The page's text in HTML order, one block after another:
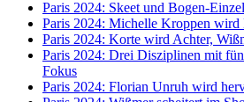
Paris 2024: Skeet und Bogen-
Paris 2024: Michelle Kroppen wird
Paris 2024: Korte wird Achter,
Paris 2024: Drei Disziplinen mit
Fokus
Paris 2024: Florian Unruh wird